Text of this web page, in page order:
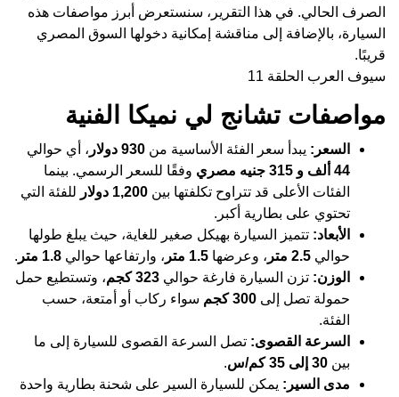
الصرف الحالي. في هذا التقرير، سنستعرض أبرز مواصفات هذه
السيارة، بالإضافة إلى مناقشة إمكانية دخولها السوق المصري
قريبًا.
سيوف العرب الحلقة 11
مواصفات تشانج لي نميكا الفنية
السعر: يبدأ سعر الفئة الأساسية من 930 دولار
، أي حوالي
44 ألف و 315 جنيه مصري
وفقًا للسعر الرسمي. بينما
الفئات الأعلى قد تتراوح تكلفتها بين 1,200 دولار
للفئة التي
تحتوي على بطارية أكبر.
الأبعاد: تتميز السيارة بهيكل صغير للغاية، حيث يبلغ طولها
حوالي 2.5 متر ، وعرضها 1.5 متر ، وارتفاعها حوالي 1.8 متر
.
الوزن: تزن السيارة فارغة حوالي 323 كجم
، وتستطيع حمل
حمولة تصل إلى 300 كجم
سواء ركاب أو أمتعة، حسب
الفئة.
السرعة القصوى: تصل السرعة القصوى للسيارة إلى ما
بين 30 إلى 35 كم/س
.
مدى السير: يمكن للسيارة السير على شحنة بطارية واحدة